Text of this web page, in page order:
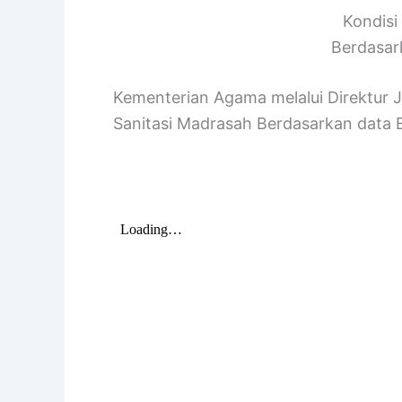
Kementerian Agama melalui Direktur
Sanitasi Madrasah Berdasarkan data